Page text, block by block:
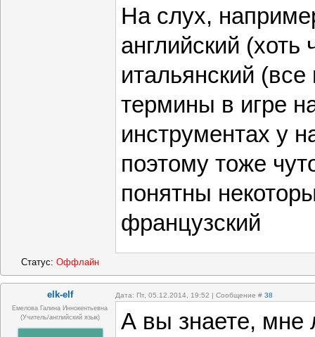
На слух,
английский
итальянский
термины в игре
инструментах у
поэтому тоже
понятны
французский
Статус: Оффлайн
elk-elf Дата: Пт, 05.12.2014, 19:52 | Сообщение # 38
Емелова Галина Иннокентьевна
(учитель/английский язык)
А вы знаете, мне